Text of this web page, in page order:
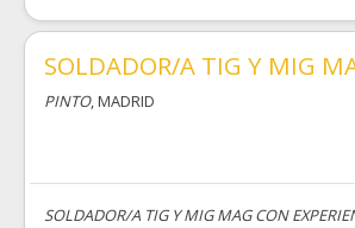
SOLDADOR/A TIG Y MIG
PINTO, MADRID
SOLDADOR/A TIG Y MIG MAG CON